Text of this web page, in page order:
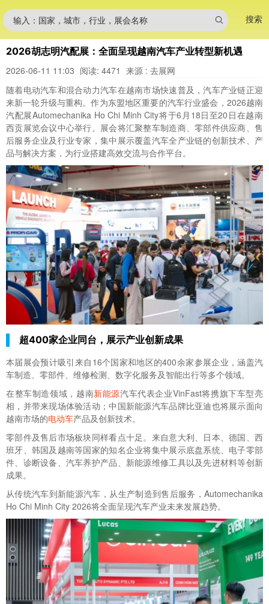
输入：国家，城市，行业，展会名称 搜索
2026胡志明汽配展：全面呈现越南汽车产业转型新机遇
2026-06-11 11:03 阅读: 4471 来源 : 去展网
随着电动汽车和混合动力汽车在越南市场快速普及，汽车产业链正迎
来新一轮升级与重构。作为东盟地区重要的汽车行业盛会，2026越南
汽配展Automechanika Ho Chi Minh City将于6月18日至20日在越南
西贡展览会议中心举行。展会将汇聚整车制造商、零部件供应商、售
后服务企业及行业专家，集中展示覆盖汽车全产业链的创新技术、产
品与解决方案，为行业搭建高效交流与合作平台。
超400家企业同台，展示产业创新成果
本届展会预计吸引来自16个国家和地区的400余家参展企业，涵盖汽
车制造、零部件、维修检测、数字化服务及智能出行等多个领域。
在整车制造领域，越南新能源汽车代表企业VinFast将携旗下车型亮
相，并带来现场体验活动；中国新能源汽车品牌比亚迪也将展示面向
越南市场的电动车产品及创新技术。
零部件及售后市场板块同样看点十足。来自意大利、日本、德国、西
班牙、韩国及越南等国家的知名企业将集中展示底盘系统、电子零部
件、诊断设备、汽车养护产品、新能源维修工具以及先进材料等创新
成果。
从传统汽车到新能源汽车，从生产制造到售后服务， Automechanika
Ho Chi Minh City 2026将全面呈现汽车产业未来发展趋势。